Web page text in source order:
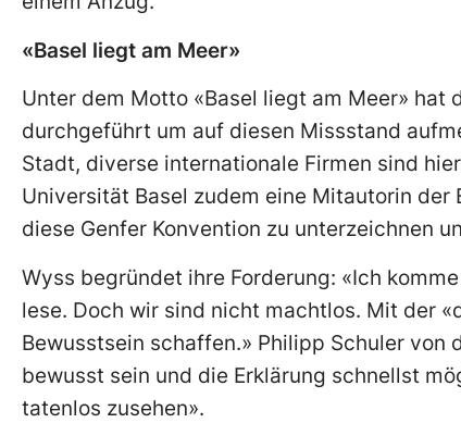
«Basel liegt am Meer»
Unter dem Motto «Basel liegt am Meer» hat
durchgeführt um auf diesen Missstand
Stadt, diverse internationale Firmen sind
Universität Basel zudem eine Mitautorin
diese Genfer Konvention zu unterzeichnen
Wyss begründet ihre Forderung: «Ich
lese. Doch wir sind nicht machtlos. Mit der
Bewusstsein schaffen.» Philipp Schuler von
bewusst sein und die Erklärung schnellst
tatenlos zusehen».